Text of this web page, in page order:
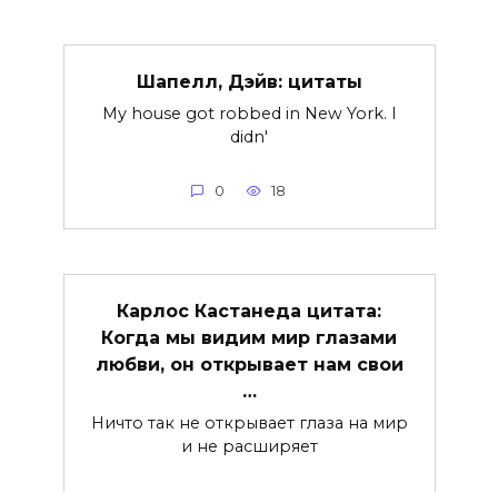
Шапелл, Дэйв: цитаты
My house got robbed in New York. I
didn'
0 18
Карлос Кастанеда цитата:
Когда мы видим мир глазами
любви, он открывает нам свои
…
Ничто так не открывает глаза на мир
и не расширяет